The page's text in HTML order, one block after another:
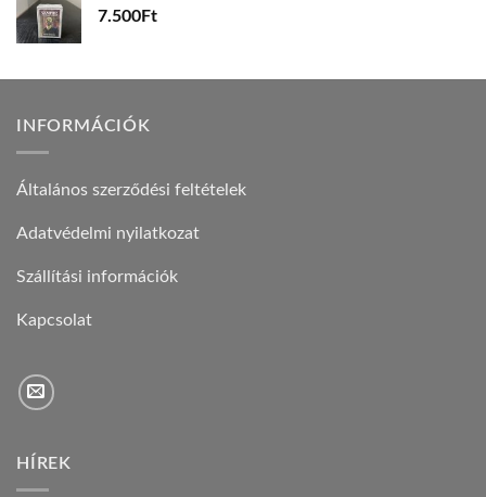
7.500Ft
INFORMÁCIÓK
Általános szerződési feltételek
Adatvédelmi nyilatkozat
Szállítási információk
Kapcsolat
HÍREK